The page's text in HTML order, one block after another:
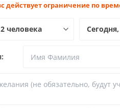
действует ограничение по